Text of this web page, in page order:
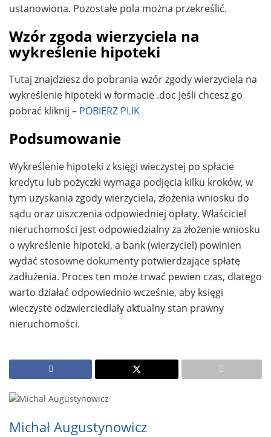
ustanowiona. Pozostałe pola można przekreślić.
Wzór zgoda wierzyciela na
wykreślenie hipoteki
Tutaj znajdziesz do pobrania wzór zgody wierzyciela na
wykreślenie hipoteki w formacie .doc Jeśli chcesz go
pobrać kliknij – POBIERZ PLIK
Podsumowanie
Wykreślenie hipoteki z księgi wieczystej po spłacie
kredytu lub pożyczki wymaga podjęcia kilku kroków, w
tym uzyskania zgody wierzyciela, złożenia wniosku do
sądu oraz uiszczenia odpowiedniej opłaty. Właściciel
nieruchomości jest odpowiedzialny za złożenie wniosku
o wykreślenie hipoteki, a bank (wierzyciel) powinien
wydać stosowne dokumenty potwierdzające spłatę
zadłużenia. Proces ten może trwać pewien czas, dlatego
warto działać odpowiednio wcześnie, aby księgi
wieczyste odzwierciedlały aktualny stan prawny
nieruchomości.
Michał Augustynowicz